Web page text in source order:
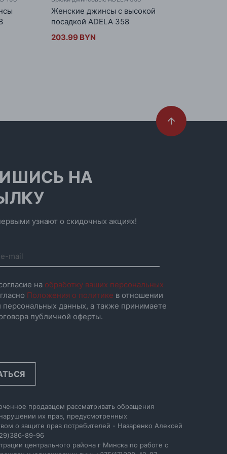
Женские джинсы с высокой
посадкой ADELA 358
203.99 BYN
НА
узнают о скидочных акциях!
на обработку ваших персональных
Положения о политике в отношении
персональных данных, а также принимаете
публичной оферты.
продавцом рассматривать обращения
их прав, предусмотренных
о защите прав потребителей - Назаренко Алексей
89-96
центрального района г Минска по работе с